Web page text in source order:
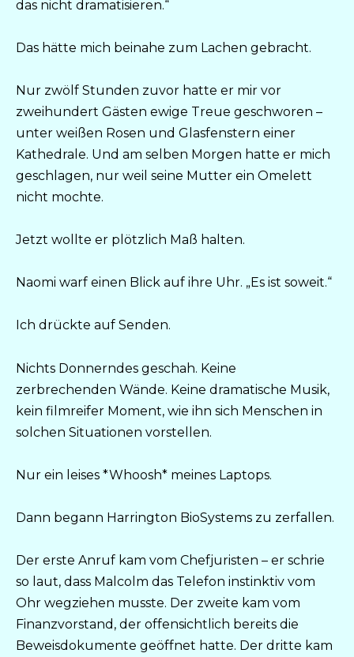
das nicht dramatisieren.“
Das hätte mich beinahe zum Lachen gebracht.
Nur zwölf Stunden zuvor hatte er mir vor
zweihundert Gästen ewige Treue geschworen –
unter weißen Rosen und Glasfenstern einer
Kathedrale. Und am selben Morgen hatte er mich
geschlagen, nur weil seine Mutter ein Omelett
nicht mochte.
Jetzt wollte er plötzlich Maß halten.
Naomi warf einen Blick auf ihre Uhr. „Es ist soweit.“
Ich drückte auf Senden.
Nichts Donnerndes geschah. Keine
zerbrechenden Wände. Keine dramatische Musik,
kein filmreifer Moment, wie ihn sich Menschen in
solchen Situationen vorstellen.
Nur ein leises *Whoosh* meines Laptops.
Dann begann Harrington BioSystems zu zerfallen.
Der erste Anruf kam vom Chefjuristen – er schrie
so laut, dass Malcolm das Telefon instinktiv vom
Ohr wegziehen musste. Der zweite kam vom
Finanzvorstand, der offensichtlich bereits die
Beweisdokumente geöffnet hatte. Der dritte kam